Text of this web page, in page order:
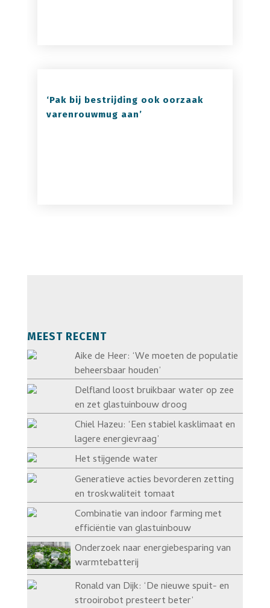
‘Pak bij bestrijding ook oorzaak
varenrouwmug aan’
MEEST RECENT
Aike de Heer: ‘We moeten de populatie
beheersbaar houden’
Delfland loost bruikbaar water op zee
en zet glastuinbouw droog
Chiel Hazeu: ‘Een stabiel kasklimaat en
lagere energievraag’
Het stijgende water
Generatieve acties bevorderen zetting
en troskwaliteit tomaat
Combinatie van indoor farming met
efficiëntie van glastuinbouw
Onderzoek naar energiebesparing van
warmtebatterij
Ronald van Dijk: ‘De nieuwe spuit- en
strooirobot presteert beter’